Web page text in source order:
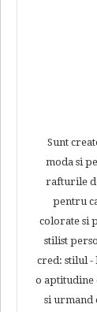
Sunt
moda si
rafturile
pentru
colorate si
stilist
cred: stilul -
o aptitudine
si urmand